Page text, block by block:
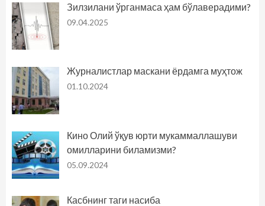
Зилзилани ўрганмаса ҳам бўлаверадими?
09.04.2025
Журналистлар маскани ёрдамга муҳтож
01.10.2024
Кино Олий ўқув юрти мукаммаллашуви
омилларини биламизми?
05.09.2024
Касбнинг таги насиба